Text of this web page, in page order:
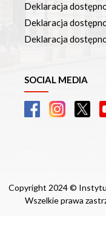
Deklaracja
Deklaracja
Deklaracja
SOCIAL MEDIA
Copyright 2024 ©
Wszelkie prawa